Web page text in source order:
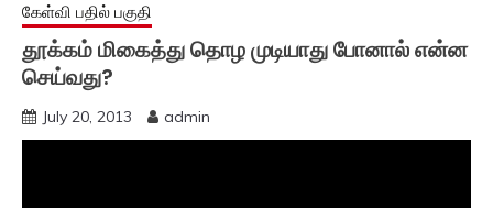
கேள்வி பதில் பகுதி
தூக்கம் மிகைத்து தொழ முடியாது போனால் என்ன
செய்வது?
July 20, 2013 admin